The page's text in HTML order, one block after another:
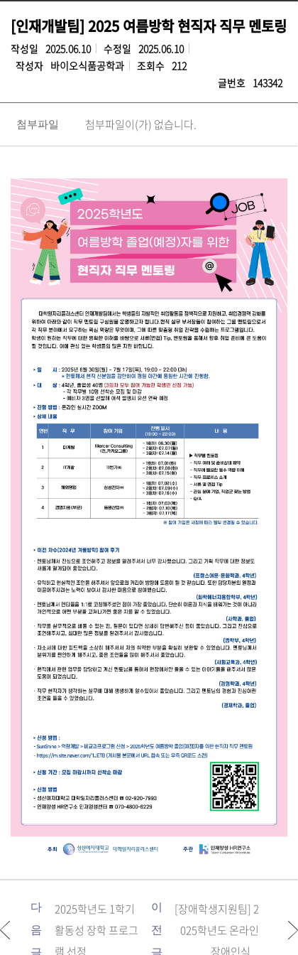
[인재개발팀] 2025 여름방학 현직자 직무 멘토링
작성일 2025.06.10 수정일 2025.06.10
작성자 바이오식품공학과 조회수 212
글번호 143342
첨부파일 첨부파일이(가) 없습니다.
다
음
2025학년도 1학기
활동성 장학 프로그
램 선정...
이
전
[장애학생지원팀] 2
025학년도 온라인
장애인식...